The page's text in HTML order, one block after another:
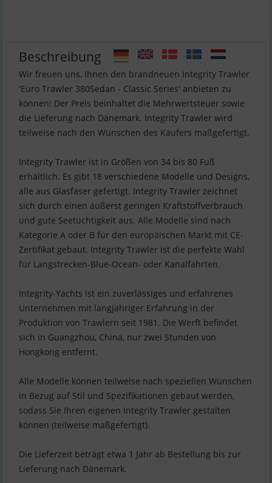
Beschreibung
Wir freuen uns, Ihnen den brandneuen Integrity Trawler
'Euro Trawler 380Sedan - Classic Series' anbieten zu
können! Der Preis beinhaltet die Mehrwertsteuer sowie
die Lieferung nach Dänemark. Integrity Trawler wird
teilweise nach den Wünschen des Käufers maßgefertigt.
Integrity Trawler ist in Größen von 34 bis 80 Fuß
erhältlich. Es gibt 18 verschiedene Modelle und Designs,
alle aus Glasfaser gefertigt. Integrity Trawler zeichnet
sich durch einen äußerst geringen Kraftstoffverbrauch
und gute Seetüchtigkeit aus. Alle Modelle sind nach
Kategorie A oder B für den europäischen Markt mit CE-
Zertifikat gebaut. Integrity Trawler ist die perfekte Wahl
für Langstrecken-Blue-Ocean- oder Kanalfahrten.
Integrity-Yachts ist ein zuverlässiges und erfahrenes
Unternehmen mit langjähriger Erfahrung in der
Produktion von Trawlern seit 1981. Die Werft befindet
sich in Guangzhou, China, nur zwei Stunden von
Hongkong entfernt.
Alle Modelle können teilweise nach speziellen Wünschen
in Bezug auf Stil und Spezifikationen gebaut werden,
sodass Sie Ihren eigenen Integrity Trawler gestalten
können (teilweise maßgefertigt).
Die Lieferzeit beträgt etwa 1 Jahr ab Bestellung bis zur
Lieferung nach Dänemark.